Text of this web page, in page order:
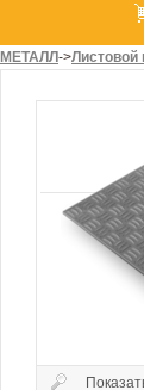
МЕТАЛЛ->Листовой